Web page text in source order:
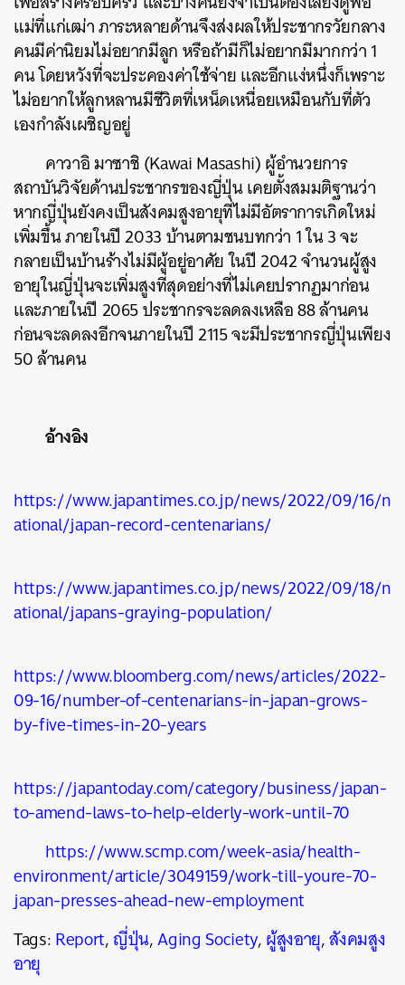
แม่ที่แก่เฒ่า ภาระหลายด้านจึงส่งผลให้ประชากรวัยกลาง
คนมีค่านิยมไม่อยากมีลูก หรือถ้ามีก็ไม่อยากมีมากกว่า 1
คน โดยหวังที่จะประคองค่าใช้จ่าย และอีกแง่หนึ่งก็เพราะ
ไม่อยากให้ลูกหลานมีชีวิตที่เหน็ดเหนื่อยเหมือนกับที่ตัว
เองกำลังเผชิญอยู่
คาวาอิ มาซาชิ (Kawai Masashi) ผู้อำนวยการ
สถาบันวิจัยด้านประชากรของญี่ปุ่น เคยตั้งสมมติฐานว่า
หากญี่ปุ่นยังคงเป็นสังคมสูงอายุที่ไม่มีอัตราการเกิดใหม่
เพิ่มขึ้น ภายในปี 2033 บ้านตามชนบทกว่า 1 ใน 3 จะ
กลายเป็นบ้านร้างไม่มีผู้อยู่อาศัย ในปี 2042 จำนวนผู้สูง
อายุในญี่ปุ่นจะเพิ่มสูงที่สุดอย่างที่ไม่เคยปรากฏมาก่อน
และภายในปี 2065 ประชากรจะลดลงเหลือ 88 ล้านคน
ก่อนจะลดลงอีกจนภายในปี 2115 จะมีประชากรญี่ปุ่นเพียง
50 ล้านคน
อ้างอิง
https://www.japantimes.co.jp/news/2022/09/16/n
ational/japan-record-centenarians/
https://www.japantimes.co.jp/news/2022/09/18/n
ational/japans-graying-population/
https://www.bloomberg.com/news/articles/2022-
09-16/number-of-centenarians-in-japan-grows-
by-five-times-in-20-years
https://japantoday.com/category/business/japan-
to-amend-laws-to-help-elderly-work-until-70
https://www.scmp.com/week-asia/health-
environment/article/3049159/work-till-youre-70-
japan-presses-ahead-new-employment
Tags:Report,ญี่ปุ่น,Aging Society,ผู้สูงอายุ,สังคมสูง
อายุ
ค้นหา
SHARE TWEET LINE EMAIL